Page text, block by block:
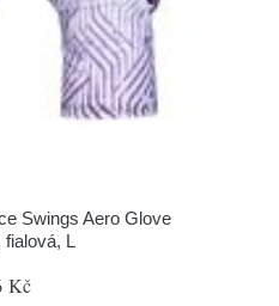
Swings Aero Glove
fialová, L
Kč